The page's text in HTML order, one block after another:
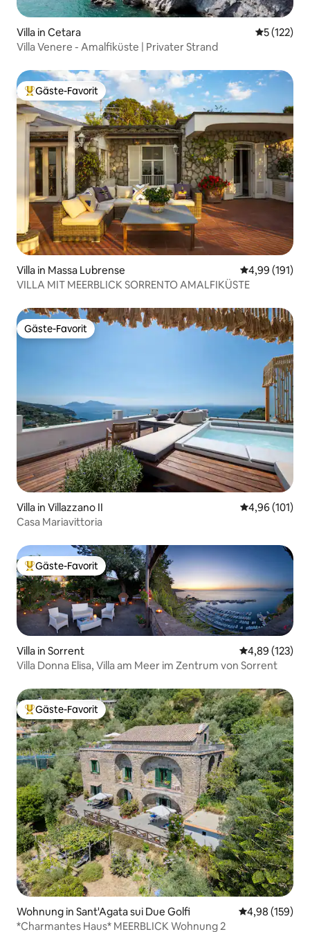
Villa in Cetara
5 (122)
Villa Venere - Amalfiküste | Privater Strand
Beliebter Gäste-Favorit.
Gäste-Favorit
Villa in Massa Lubrense
4,99 (191)
VILLA MIT MEERBLICK SORRENTO AMALFIKÜSTE
Gäste-Favorit
Gäste-Favorit
Villa in Villazzano II
4,96 (101)
Casa Mariavittoria
Beliebter Gäste-Favorit.
Gäste-Favorit
Villa in Sorrent
4,89 (123)
Villa Donna Elisa, Villa am Meer im Zentrum von Sorrent
Beliebter Gäste-Favorit.
Gäste-Favorit
Wohnung in Sant'Agata sui Due Golfi
4,98 (159)
*Charmantes Haus* MEERBLICK Wohnung 2